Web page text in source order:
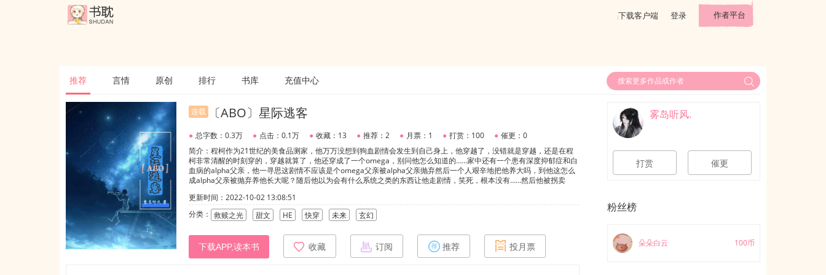
下载客户端 登录 作者平台
推荐 言情 原创 排行 书库 充值中心
连载 〔ABO〕星际逃客
● 总字数：0.3万 ● 点击：0.1万 ● 收藏：13 ● 推荐：2 ● 月票：1 ● 打赏：100 ● 催更：0
简介：程柯作为21世纪的美食品测家，他万万没想到狗血剧情会发生到自己身上，他穿越了，没错就是穿越，还是在程
柯非常清醒的时刻穿的，穿越就算了，他还穿成了一个omega，别问他怎么知道的……家中还有一个患有深度抑郁症和白
血病的alpha父亲，他一寻思这剧情不应该是个omega父亲被alpha父亲抛弃然后一个人艰辛地把他养大吗，到他这怎么
成alpha父亲被抛弃养他长大呢？随后他以为会有什么系统之类的东西让他走剧情，笑死，根本没有……然后他被拐卖
心软受】
更新时间：2022-10-02 13:08:51
分类： 救赎之光 甜文 HE 快穿 未来 玄幻
下载APP,读本书 收藏 订阅 推荐 投月票
雾岛听风.
打赏 催更
粉丝榜
朵朵白云 100币